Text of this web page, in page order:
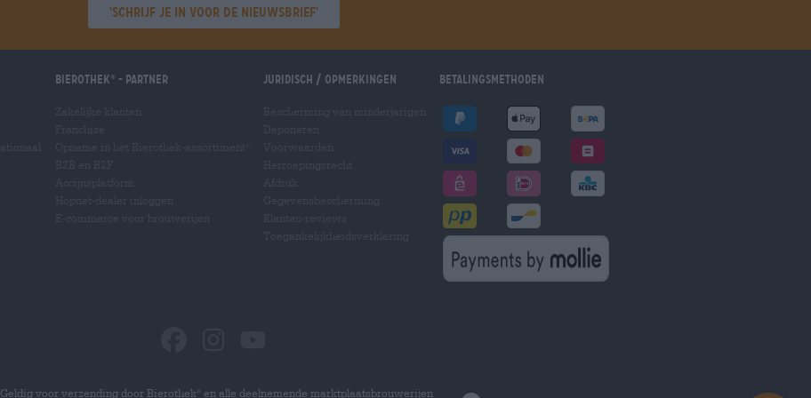
'Schrijf je in voor de nieuwsbrief'
Bierothek - Partner Juridisch / Opmerkingen Betalingsmethoden
Geldig voor verzending door Bierothek en alle deelnemende marktplaatsbrouwerijen